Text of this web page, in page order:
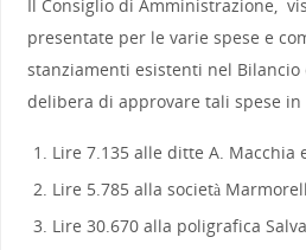
Il Consiglio di Amministrazione,
presentate per le varie spese e
stanziamenti esistenti nel Bilancio
delibera di approvare tali spese in
Lire 7.135 alle ditte A. Macchia
Lire 5.785 alla società
Lire 30.670 alla poligrafica